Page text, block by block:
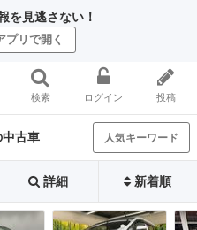
を見逃さない！
プリで開く
検索 ログイン 投稿
古車 人気キーワード
詳細 新着順